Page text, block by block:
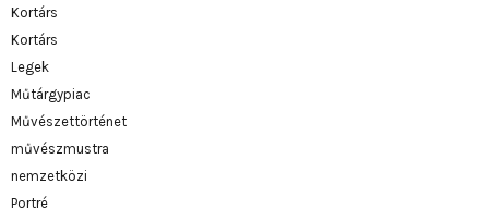
Kortárs
Kortárs
Legek
Műtárgypiac
Művészettörténet
művészmustra
nemzetközi
Portré